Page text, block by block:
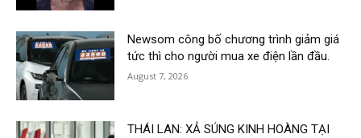
Newsom công bố chương trình giảm giá
tức thì cho người mua xe điện lần đầu.
August 7, 2026
THÁI LAN: XẢ SÚNG KINH HOÀNG TẠI